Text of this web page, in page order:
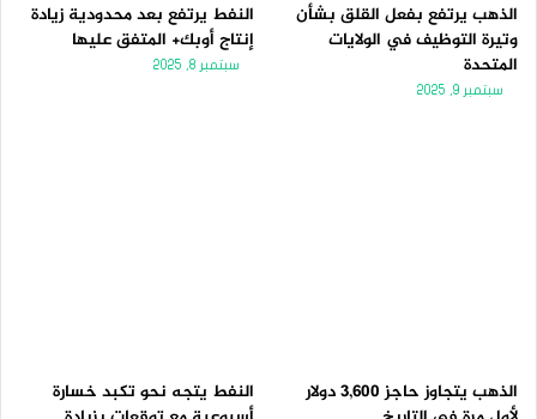
الذهب يرتفع بفعل القلق بشأن
وتيرة التوظيف في الولايات
المتحدة
سبتمبر 9, 2025
النفط يرتفع بعد محدودية زيادة
إنتاج أوبك+ المتفق عليها
سبتمبر 8, 2025
الذهب يتجاوز حاجز 3,600 دولار
النفط يتجه نحو تكبد خسارة